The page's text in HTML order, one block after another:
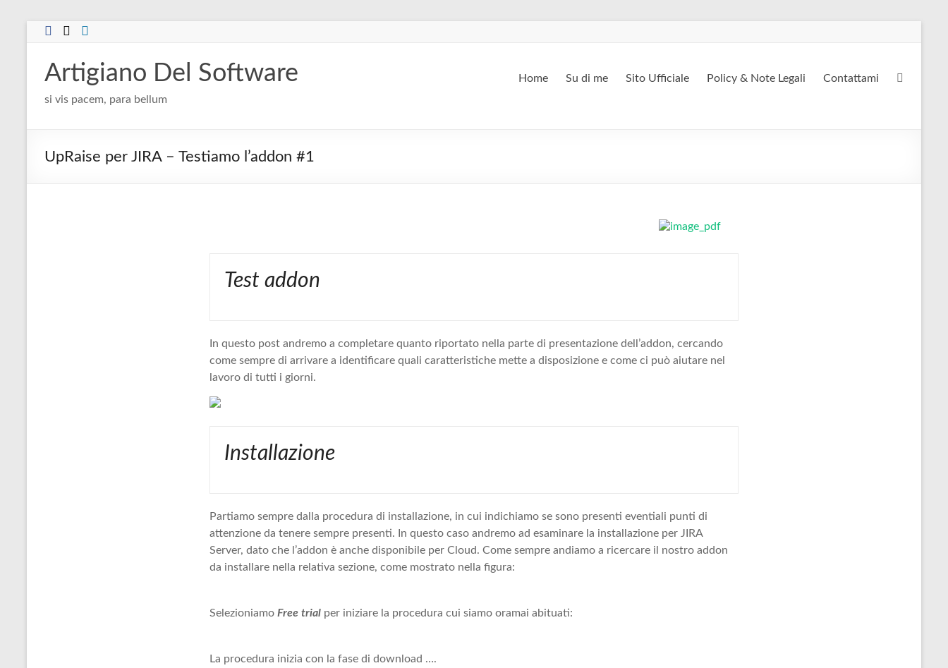
Salta
Artigiano Del Software
si vis pacem, para bellum
Home Su di me Sito Ufficiale Policy & Note Legali Contattami
UpRaise per JIRA – Testiamo l’addon #1
Test addon
In questo post andremo a completare quanto riportato nella parte di presentazione dell’addon, cercando
come sempre di arrivare a identificare quali caratteristiche mette a disposizione e come ci può aiutare nel
lavoro di tutti i giorni.
Installazione
Partiamo sempre dalla procedura di installazione, in cui indichiamo se sono presenti eventiali punti di
attenzione da tenere sempre presenti. In questo caso andremo ad esaminare la installazione per JIRA
Server, dato che l’addon è anche disponibile per Cloud. Come sempre andiamo a ricercare il nostro addon
da installare nella relativa sezione, come mostrato nella figura:
Selezioniamo Free trial per iniziare la procedura cui siamo oramai abituati:
La procedura inizia con la fase di download ….